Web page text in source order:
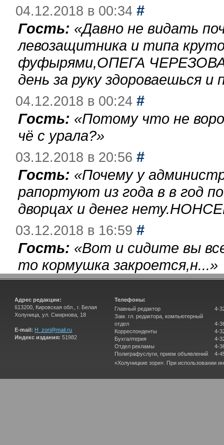
04.12.2018 в 00:34 #
Гость: «Давно не видать
левозащитника и типа
фуфырями,ОПЕГА
день за руку здороваешься
04.12.2018 в 00:24 #
Гость: «Потому что не
чё с урала?»
03.12.2018 в 20:56 #
Гость: «Почему у
рапортуют из года в в год
дворцах и денег
03.12.2018 в 16:59 #
Гость: «Вот и сидите вы
то кормушка закроется,н...»
Адрес редакции:
613200, Кировская обл., г. Белая
Холуница, ул. Смирнова, 18
E-mail: H_zori@mail.ru
Индекс издания: 51982
Телефоны:
Главный редактор
Зам. гл. редактора, компьютерный
отдел
Корреспонденты
Бухгалтерия
Отдел рекламы
Полиграфуслуги, прием объявлений
4-
4-
4-
4-
4-
4-
«Холуницкие зори». При использовании